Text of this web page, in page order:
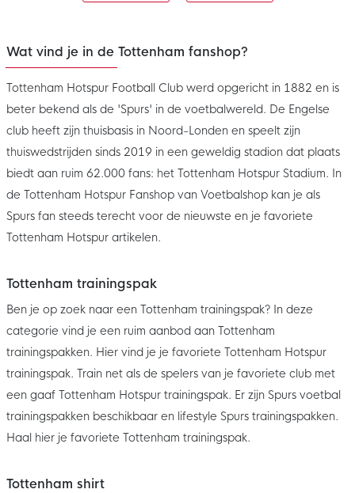
Wat vind je in de Tottenham fanshop?
Tottenham Hotspur Football Club werd opgericht in 1882 en is
beter bekend als de 'Spurs' in de voetbalwereld. De Engelse
club heeft zijn thuisbasis in Noord-Londen en speelt zijn
thuiswedstrijden sinds 2019 in een geweldig stadion dat plaats
biedt aan ruim 62.000 fans: het Tottenham Hotspur Stadium. In
de Tottenham Hotspur Fanshop van Voetbalshop kan je als
Spurs fan steeds terecht voor de nieuwste en je favoriete
Tottenham Hotspur artikelen.
Tottenham trainingspak
Ben je op zoek naar een Tottenham trainingspak? In deze
categorie vind je een ruim aanbod aan Tottenham
trainingspakken. Hier vind je je favoriete Tottenham Hotspur
trainingspak. Train net als de spelers van je favoriete club met
een gaaf Tottenham Hotspur trainingspak. Er zijn Spurs voetbal
trainingspakken beschikbaar en lifestyle Spurs trainingspakken.
Haal hier je favoriete Tottenham trainingspak.
Tottenham shirt